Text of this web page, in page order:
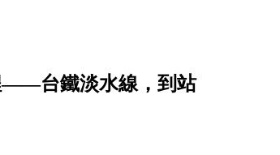
――台鐵淡水線，到站